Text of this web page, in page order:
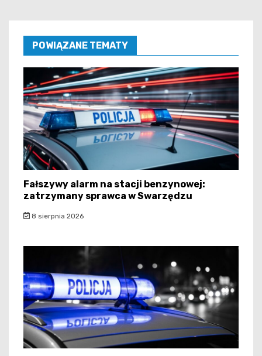
POWIĄZANE TEMATY
Fałszywy alarm na stacji benzynowej:
zatrzymany sprawca w Swarzędzu
8 sierpnia 2026